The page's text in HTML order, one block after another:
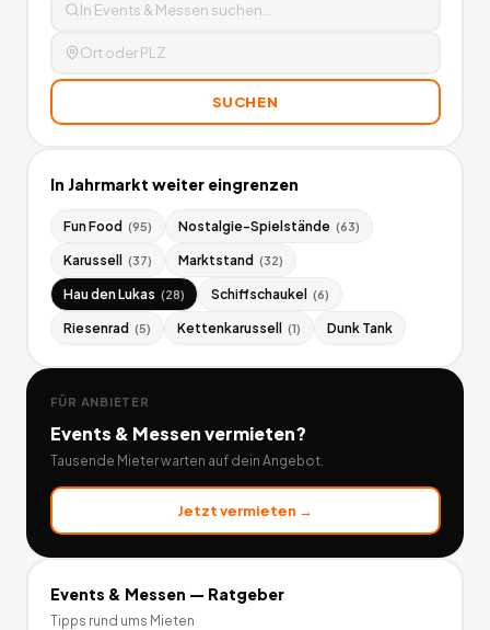
SUCHEN
In Jahrmarkt weiter eingrenzen
Fun Food (95) Nostalgie-Spielstände (63)
Karussell (37) Marktstand (32)
Hau den Lukas (28) Schiffschaukel (6)
Riesenrad (5) Kettenkarussell (1) Dunk Tank
FÜR ANBIETER
Events & Messenvermieten?
Tausende Mieter warten auf dein Angebot.
Jetzt vermieten →
Events & Messen — Ratgeber
Tipps rund ums Mieten